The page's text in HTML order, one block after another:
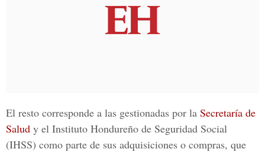
El resto corresponde a las gestionadas por la Secretaría de
Salud y el Instituto Hondureño de Seguridad Social
(IHSS) como parte de sus adquisiciones o compras, que